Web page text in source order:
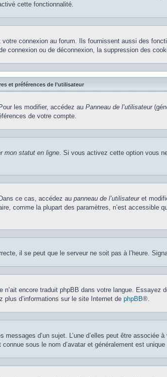
cette fonctionnalité.
connexion au forum. Ils fournissent aussi des
connexion ou de déconnexion, la suppression des
et préférences de l’utilisateur
les modifier, accédez au Panneau de l’utilisateur
de votre compte.
mon statut en ligne. Si vous activez cette option vous
ce cas, accédez au panneau de l’utilisateuret
comme la plupart des paramètres, n’est accessible
il se peut que le serveur ne soit pas à l’heure.
encore traduit phpBB dans votre langue. Essayez
plus d’informations sur le site Internet de phpBB®.
d’un sujet. L’une d’elles peut être associée
sous le nom d’avatar et généralement est unique